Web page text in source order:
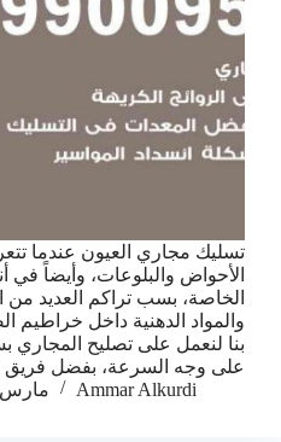
تسليك مجاري العيون عندما
الأحواض والبلوعات، وأيضاً في
الخاصة، بسب تراكم العديد من
والمواد الدهنية داخل
بنا لنعمل على تصليح المجاري
على وجه السرعة، بفضل
Ammar Alkurdi
مارس 27, 2021